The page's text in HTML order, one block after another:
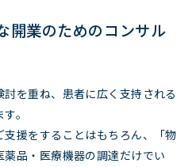
開業のためのコンサル
を重ね、患者に広く支持される
。
援をすることはもちろん、「物
品・医療機器の調達だけでい